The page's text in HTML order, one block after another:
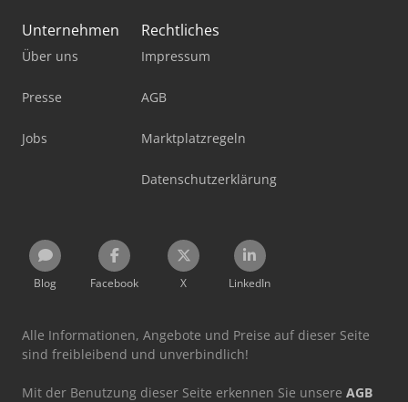
Unternehmen
Über uns
Presse
Jobs
Rechtliches
Impressum
AGB
Marktplatzregeln
Datenschutzerklärung
Blog Facebook X LinkedIn
Alle Informationen, Angebote und Preise auf dieser Seite
sind freibleibend und unverbindlich!
Mit der Benutzung dieser Seite erkennen Sie unsere AGB